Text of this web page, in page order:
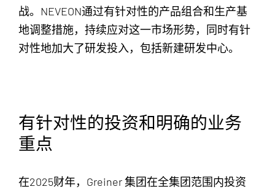
战。NEVEON通过有针对性的产品组合和生产基
地调整措施，持续应对这一市场形势，同时有针
对性地加大了研发投入，包括新建研发中心。
有针对性的投资和明确的业务
重点
在2025财年，Greiner 集团在全集团范围内投资